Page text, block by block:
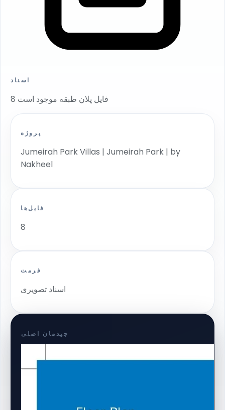
اسناد
8 فایل پلان طبقه موجود است
پروژه
Jumeirah Park Villas | Jumeirah Park | by
Nakheel
فایل‌ها
8
فرمت
اسناد تصویری
چیدمان اصلی